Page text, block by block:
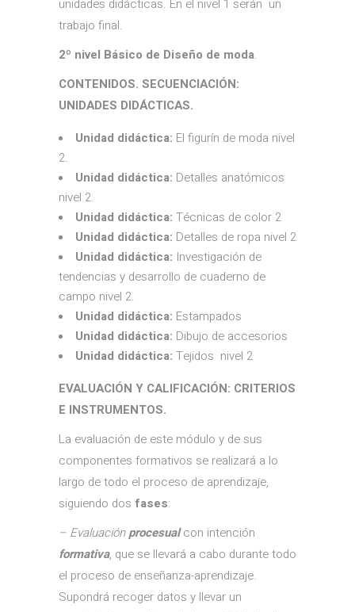
unidades didácticas. En el nivel 1 serán un
trabajo final.
2º nivel Básico de Diseño de moda.
CONTENIDOS. SECUENCIACIÓN:
UNIDADES DIDÁCTICAS.
Unidad didáctica: El figurín de moda nivel
2.
Unidad didáctica: Detalles anatómicos
nivel 2.
Unidad didáctica: Técnicas de color 2
Unidad didáctica: Detalles de ropa nivel 2
Unidad didáctica: Investigación de
tendencias y desarrollo de cuaderno de
campo nivel 2.
Unidad didáctica: Estampados
Unidad didáctica: Dibujo de accesorios
Unidad didáctica: Tejidos nivel 2
EVALUACIÓN Y CALIFICACIÓN: CRITERIOS
E INSTRUMENTOS.
La evaluación de este módulo y de sus
componentes formativos se realizará a lo
largo de todo el proceso de aprendizaje,
siguiendo dos fases:
– Evaluaciónprocesualcon intención
formativa, que se llevará a cabo durante todo
el proceso de enseñanza-aprendizaje.
Supondrá recoger datos y llevar un